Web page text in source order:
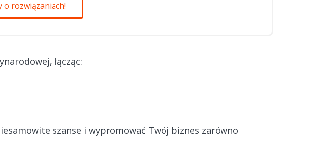
o rozwiązaniach!
łącząc:
szanse i wypromować Twój biznes zarówno